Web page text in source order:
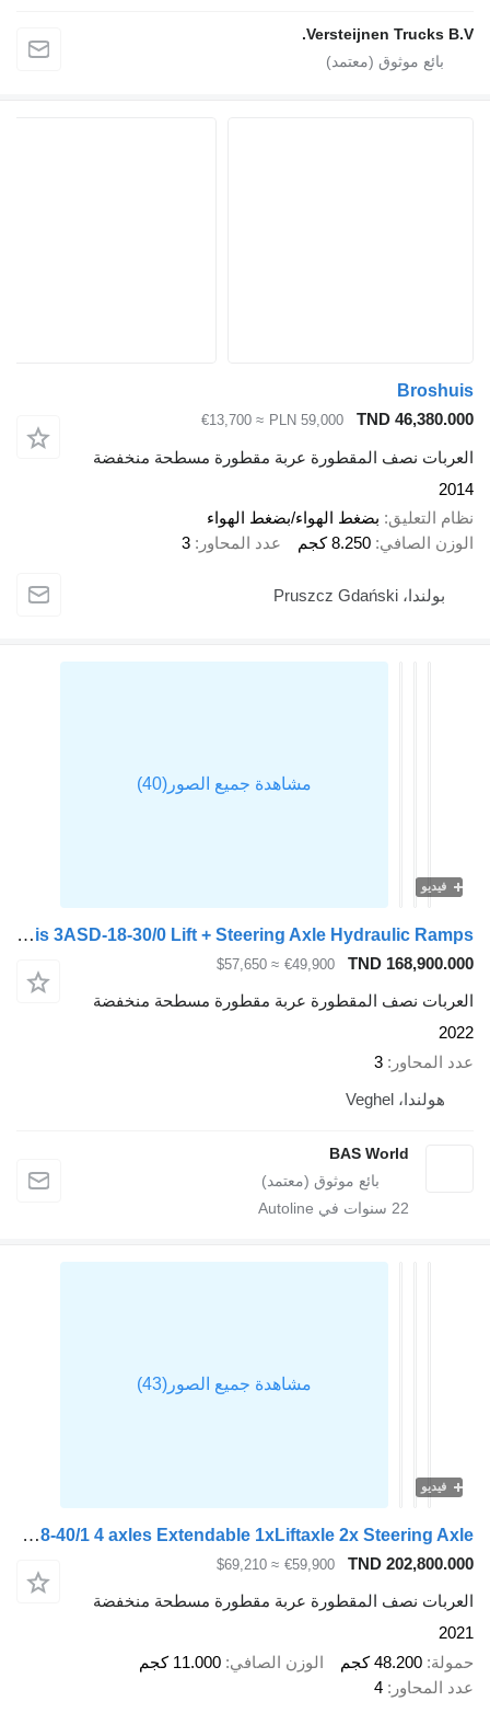
Versteijnen Trucks B.V.
Broshuis
TND 46,380.000
PLN 59,000
≈ €13,700
العربات نصف المقطورة عربة مقطورة مسطحة منخفضة
2014
نظام التعليق بضغط الهواء/بضغط الهواء
الوزن الصافي 8.250 كجم عدد المحاور 3
بولندا، Pruszcz Gdański
فيديو
Broshuis 3ASD-18-30/0 Lift + Steering Axle Hydraulic Ramps
TND 168,900.000
€49,900
≈ $57,650
العربات نصف المقطورة عربة مقطورة مسطحة منخفضة
2022
عدد المحاور
3
هولندا، Veghel
BAS World
22 سنوات في Autoline
فيديو
Broshuis 4ASD-18-40/1 4 axles Extendable 1xLiftaxle 2x Steering Axle
TND 202,800.000
€59,900
≈ $69,210
العربات نصف المقطورة عربة مقطورة مسطحة منخفضة
2021
حمولة 48.200 كجم الوزن الصافي 11.000 كجم
عدد المحاور
4